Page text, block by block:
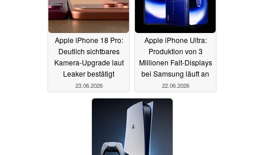
Apple iPhone 18 Pro:
Deutlich sichtbares
Kamera-Upgrade laut
Leaker bestätigt
23.06.2026
Apple iPhone Ultra:
Produktion von 3
Millionen Falt-Displays
bei Samsung läuft an
22.06.2026